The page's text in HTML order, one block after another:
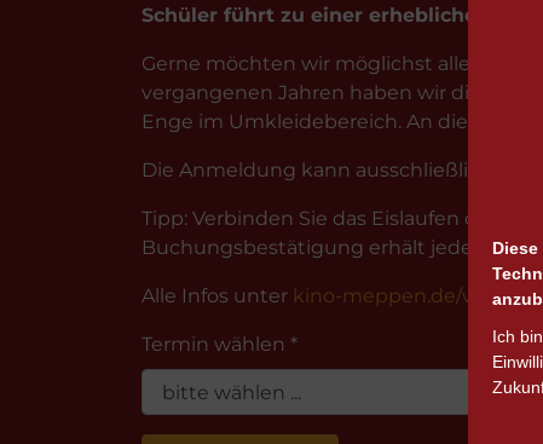
Schüler führt zu einer erheblichen
Gerne möchten wir möglichst allen
vergangenen Jahren haben wir die
Enge im Umkleidebereich. An dieser
Die Anmeldung kann ausschließlich
Tipp: Verbinden Sie das Eislaufen doch
Buchungsbestätigung erhält jeder
Alle Infos unter kino-meppen.de/
Termin wählen *
Ich